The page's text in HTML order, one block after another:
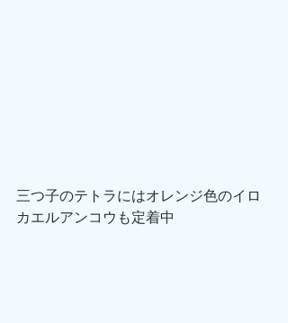
三つ子のテトラにはオレンジ色のイロ
カエルアンコウも定着中